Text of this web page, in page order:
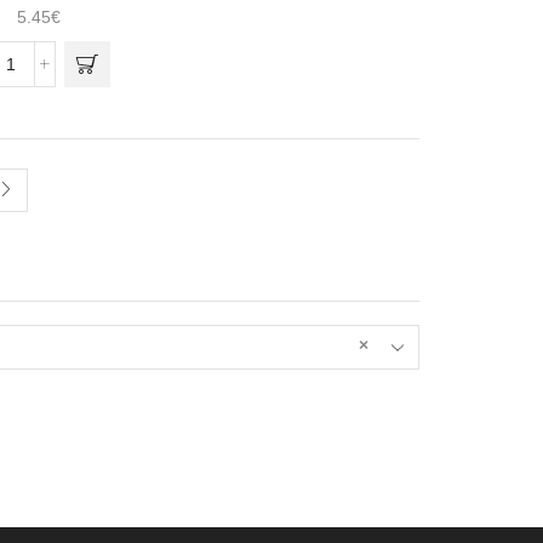
5.45€
Quantidade
500ml
×